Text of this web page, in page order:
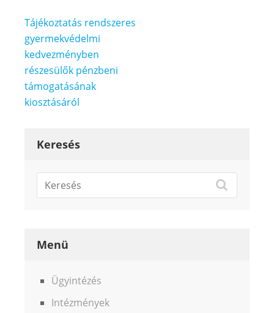
Bejegyzés
navigáció
Tájékoztatás rendszeres
gyermekvédelmi
kedvezményben
részesülők pénzbeni
támogatásának
kiosztásáról
Keresés
Menü
Ügyintézés
Intézmények